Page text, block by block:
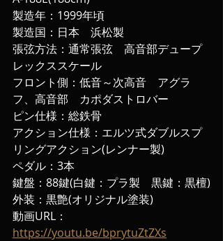
製造年：1999年頃
製造国：日本　浜松製
張弦方法：通常張弦　高音部デュープ
レックススケール
フロント側：低音～次高音　アグラ
フ、高音部　カポダストロバー
ピン仕様：総鉄骨
アクション仕様：エルツ式ダブルスプ
リングアクション(レンナー製)
ペダル：3本
鍵盤：88鍵(白鍵：プラ製　黒鍵：黒檀)
外装：黒艶(オリジナル塗装)
動画URL：
https://youtu.be/bprytuZtZXs